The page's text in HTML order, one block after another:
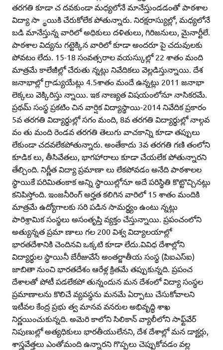
తరగతి కూడా చ దవకుండా మధ్యలోనే మానేస్తుండడంతో పాఠశాల
విద్యా సా ్థయికి చేరుకోలేక పోతున్నారు. నిరక్షరాస్యుల్లో, మధ్యలోనే
బడి మానేస్తున్న వారిలో అధికులు దళితులు, గిరిజనులు, మైనార్టీలే.
పాఠశాల విద్యను గట్టెక్కిన వారిలో కూడా అందరూ పై చదువులకు
పోవటం లేదు. 15-18 సంవత్సరాల వయస్కుల్లో 22 శాతం మంది
మాత్రమే కాలేజీల్లో చేరుతు న్నట్లు నివేదికలు వెల్లడిస్తున్నాయి. దేశ
జనాభాల్లో గ్రాడ్యుయేట్లు 4.5శాతం మందే ఉన్నట్లు 2011 జనాభా
లెక్కలు వెక్కిరిస్తు న్నాయి. ఇక నాణ్యత విషయంలోనూ నాసికరమే.
ప్రథమ్‌ సంస్థ ప్రకటిం చిన వార్షిక విద్యాస్థాయి-2014 నివేదిక ప్రకారం
5వ తరగతి విద్యార్థుల్లో సగం మంది, 8వ తరగతి విద్యార్థుల్లో నాల్గవ
వం తు మంది రెండవ తరగతి తెలుగు వాచకాన్ని కూడా తప్పులు
లేకుండా చదవలేకపోతున్నారు. అంతేకాదు 3వ తరగతి గణి తంలోని
కూడిక లు, తీసివేతలు, భాగహారాలు కూడా చేయలేక పోతున్నారని
తేల్చింది. నిర్ణీత విద్యా ప్రమాణా లు లేకపోవడం అనేది పాఠశాలల
స్థాయికే పరిమితంకాక అన్ని స్థాయిల్లోనూ అదే పరిస్థితి కొట్టొచ్చినట్లు
కనిపిస్తోంది. ఇంజనీరింగ్‌ అర్హత కలిగిన వారిలో 15 శాతం మందికి
మాత్రమే ఉద్యోగాలకు సరి పడిన సామర్థ్యం ఉంటు న్నట్లు
పారిశ్రామిక సంస్థలు అసంతృప్తి వ్యక్తం చేస్తున్నాయి. ప్రపంచంలోని
అత్యున్నత ప్రమా ణాలు గల 200 విశ్వ విద్యాలయాల్లో
భారతదేశానికి చెందినవి ఒక్కటి కూడా లేదు.వివిధ దేశాల్లోని
విద్యార్థుల స్థాయినీ బేరీజువేసే అంతర్జాతీయ సంస్థ (పిఐఎస్‌ఐ)
జాబితా నుంచి భారతదేశం ఆరేళ్ల క్రితమే తప్పుకున్నది. ప్రపంచ
దేశాలతో పోటీ పడలేకపో తున్నందున మన దేశంలో విద్యా సంస్థల
ప్రమాణాలను కొలిచే వ్యవస్థను మనమే ఏర్పాటు చేసుకోవాలని
ఇటీవల కేంద్ర ప్రభు త్వ మానవ వనరుల అభివృద్ధి శాఖ
నిర్ణయించుకున్నది. అమెరి కాలోని సిలికాన్‌ వ్యాలీలోని సాఫ్ట్‌వేర్‌
నిపుణుల్లో అత్యధికులు భారతీయులేనని, దేశ దేశాల్లో మన డాక్టర్లు,
శాస్త్రవేత్తలు ఎంతోమంది ఉన్నారని గొప్పలు చెప్పుకోవడం వల్ల